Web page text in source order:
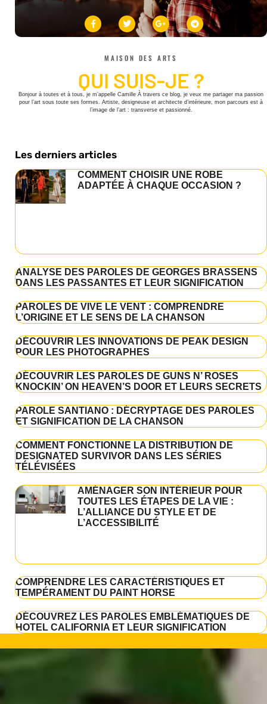
MAISON DES ARTS
QUI SUIS-JE ?
Bonjour à toutes et à tous, je m’appelle Camille À travers ce blog, je veux me partager ma passion
pour l’art sous toute ses formes. Artiste, designeuse et architecte d’intérieure, mon parcours est à
l’image de l’art : transverse et passionné.
Les derniers articles
COMMENT CHOISIR UNE ROBE
ADAPTÉE À CHAQUE OCCASION ?
ANALYSE DES PAROLES DE GEORGES BRASSENS
DANS LES PASSANTES ET LEUR SIGNIFICATION
PAROLES DE VIVE LE VENT : COMPRENDRE
L’ORIGINE ET LE SENS DE LA CHANSON
DÉCOUVRIR LES INNOVATIONS DE PEAK DESIGN
POUR LES PHOTOGRAPHES
DÉCOUVRIR LES PAROLES DE GUNS N’ ROSES
KNOCKIN’ ON HEAVEN’S DOOR ET LEURS SECRETS
PAROLE SANTIANO : DÉCRYPTAGE DES PAROLES
ET SIGNIFICATION DE LA CHANSON
COMMENT FONCTIONNE LA DISTRIBUTION DE
DESIGNATED SURVIVOR DANS LES SÉRIES
TÉLÉVISÉES
AMÉNAGER SON INTÉRIEUR POUR
TOUTES LES ÉTAPES DE LA VIE :
L’ALLIANCE DU STYLE ET DE
L’ACCESSIBILITÉ
COMPRENDRE LES CARACTÉRISTIQUES ET
TEMPÉRAMENT DU PAINT HORSE
DÉCOUVREZ LES PAROLES EMBLÉMATIQUES DE
HOTEL CALIFORNIA ET LEUR SIGNIFICATION